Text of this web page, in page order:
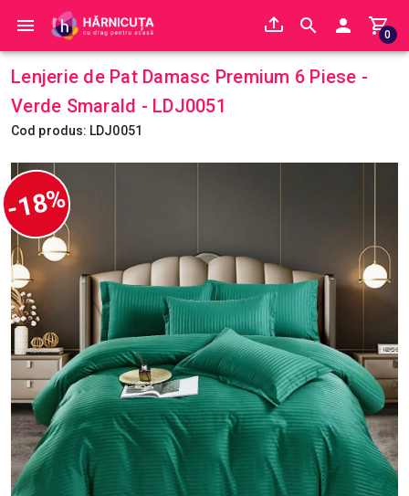
0
Lenjerie de Pat Damasc Premium 6 Piese -
Verde Smarald - LDJ0051
Cod produs: LDJ0051
-18%